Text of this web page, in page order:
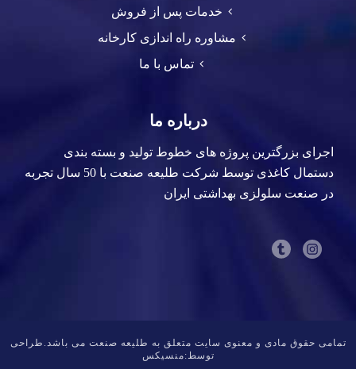
خدمات پس از فروش
مشاوره راه اندازی کارخانه
تماس با ما
درباره ما
اجرای بزرگترین پروژه های خطوط تولید و بسته بندی
دستمال کاغذی توسط شرکت طلیعه صنعت با 50 سال تجربه
در صنعت سلولزی بهداشتی ایران
تمامی حقوق مادی و معنوی سایت متعلق به طلیعه صنعت می باشد.طراحی
توسط:منسیکس